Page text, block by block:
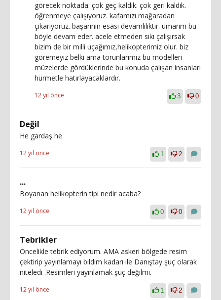
görecek noktada. çok geç kaldık. çok geri kaldık.
öğrenmeye çalışıyoruz. kafamızı mağaradan
çıkarıyoruz. başarının esası devamlılıktır. umarım bu
böyle devam eder. acele etmeden sıkı çalışırsak
bizim de bir milli uçağımız,helikopterimiz olur. biz
göremeyiz belki ama torunlarımız bu modelleri
müzelerde gördüklerinde bu konuda çalışan insanları
hürmetle hatırlayacaklardır.
12 yıl önce 3 0
Değil
He gardaş he
12 yıl önce 1 2
...
Boyanan helikopterin tipi nedir acaba?
12 yıl önce 0 0
Tebrikler
Öncelikle tebrik ediyorum. AMA askeri bölgede resim
çektirip yayınlamayı bildim kadarı ile Danıştay şuç olarak
niteledi .Resimleri yayınlamak şuç değilmi.
12 yıl önce 1 2